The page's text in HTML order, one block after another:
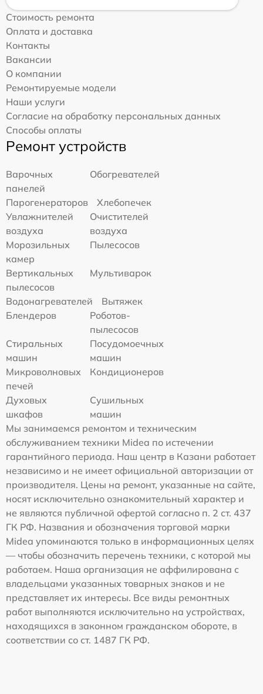
Стоимость ремонта
Оплата и доставка
Контакты
Вакансии
О компании
Ремонтируемые модели
Наши услуги
Согласие на обработку персональных данных
Способы оплаты
Ремонт устройств
Варочных
панелей
Обогревателей
Парогенераторов
Хлебопечек
Увлажнителей
воздуха
Очистителей
воздуха
Морозильных
камер
Пылесосов
Вертикальных
пылесосов
Мультиварок
Водонагревателей
Вытяжек
Блендеров
Роботов-
пылесосов
Стиральных
машин
Посудомоечных
машин
Микроволновых
печей
Кондиционеров
Духовых
шкафов
Сушильных
машин
Мы занимаемся ремонтом и техническим
обслуживанием техники Midea по истечении
гарантийного периода. Наш центр в Казани работает
независимо и не имеет официальной авторизации от
производителя. Цены на ремонт, указанные на сайте,
носят исключительно ознакомительный характер и
не являются публичной офертой согласно п. 2 ст. 437
ГК РФ. Названия и обозначения торговой марки
Midea упоминаются только в информационных целях
— чтобы обозначить перечень техники, с которой мы
работаем. Наша организация не аффилирована с
владельцами указанных товарных знаков и не
представляет их интересы. Все виды ремонтных
работ выполняются исключительно на устройствах,
находящихся в законном гражданском обороте, в
соответствии со ст. 1487 ГК РФ.